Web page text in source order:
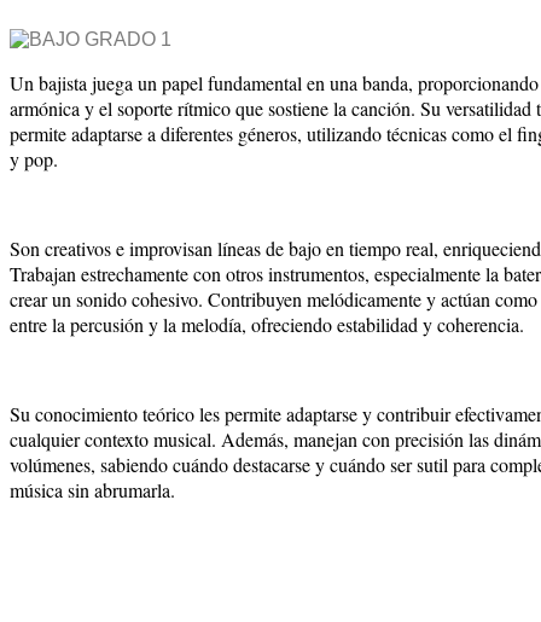
Un bajista juega un papel fundamental en una banda,
armónica y el soporte rítmico que sostiene la canción. Su versatilidad
permite adaptarse a diferentes géneros, utilizando técnicas como el
y pop.
Son creativos e improvisan líneas de bajo en tiempo real,
Trabajan estrechamente con otros instrumentos, especialmente la
crear un sonido cohesivo. Contribuyen melódicamente y actúan
entre la percusión y la melodía, ofreciendo estabilidad y coherencia.
Su conocimiento teórico les permite adaptarse y contribuir
cualquier contexto musical. Además, manejan con precisión las
volúmenes, sabiendo cuándo destacarse y cuándo ser sutil para
música sin abrumarla.